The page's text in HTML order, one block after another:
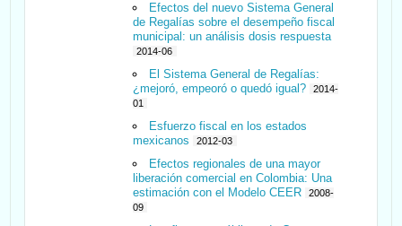
Efectos del nuevo Sistema General
de Regalías sobre el desempeño fiscal
municipal: un análisis dosis respuesta
2014-06
El Sistema General de Regalías:
¿mejoró, empeoró o quedó igual?
2014-
01
Esfuerzo fiscal en los estados
mexicanos
2012-03
Efectos regionales de una mayor
liberación comercial en Colombia: Una
estimación con el Modelo CEER
2008-
09